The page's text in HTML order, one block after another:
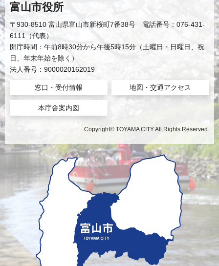
富山市役所
〒930-8510 富山県富山市新桜町7番38号 電話番号：076-431-
6111（代表）
開庁時間：午前8時30分から午後5時15分（土曜日・日曜日、祝
日、年末年始を除く）
法人番号：9000020162019
窓口・受付情報 地図・交通アクセス
本庁舎案内図
Copyright© TOYAMA CITY All Rights Reserved.